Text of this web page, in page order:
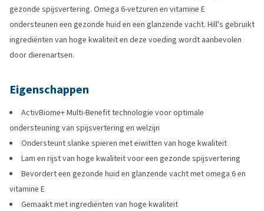
gezonde spijsvertering. Omega 6-vetzuren en vitamine E
ondersteunen een gezonde huid en een glanzende vacht. Hill's gebruikt
ingrediënten van hoge kwaliteit en deze voeding wordt aanbevolen
door dierenartsen.
Eigenschappen
ActivBiome+ Multi-Benefit technologie voor optimale
ondersteuning van spijsvertering en welzijn
Ondersteunt slanke spieren met eiwitten van hoge kwaliteit
Lam en rijst van hoge kwaliteit voor een gezonde spijsvertering
Bevordert een gezonde huid en glanzende vacht met omega 6 en
vitamine E
Gemaakt met ingrediënten van hoge kwaliteit